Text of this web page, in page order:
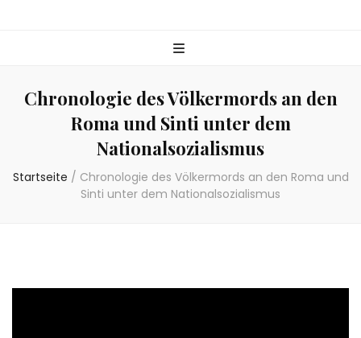
Chronologie des Völkermords an den
Roma und Sinti unter dem
Nationalsozialismus
Startseite / Chronologie des Völkermords an den Roma und
Sinti unter dem Nationalsozialismus